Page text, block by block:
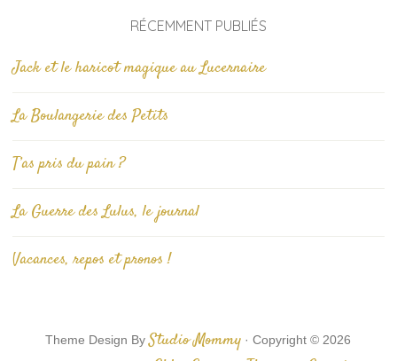
RÉCEMMENT PUBLIÉS
Jack et le haricot magique au Lucernaire
La Boulangerie des Petits
T’as pris du pain ?
La Guerre des Lulus, le journal
Vacances, repos et pronos !
Theme Design ByStudio Mommy · Copyright © 2026